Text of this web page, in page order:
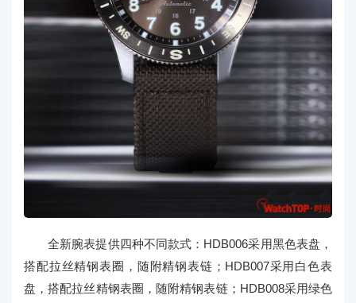
全新腕表提供四种不同款式：HDB006采用黑色表盘，
搭配拉丝精钢表圈，随附精钢表链；HDB007采用白色表
盘，搭配拉丝精钢表圈，随附精钢表链；HDB008采用绿色